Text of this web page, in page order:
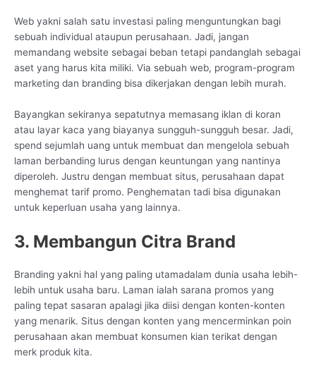
Web yakni salah satu investasi paling menguntungkan bagi
sebuah individual ataupun perusahaan. Jadi, jangan
memandang website sebagai beban tetapi pandanglah sebagai
aset yang harus kita miliki. Via sebuah web, program-program
marketing dan branding bisa dikerjakan dengan lebih murah.
Bayangkan sekiranya sepatutnya memasang iklan di koran
atau layar kaca yang biayanya sungguh-sungguh besar. Jadi,
spend sejumlah uang untuk membuat dan mengelola sebuah
laman berbanding lurus dengan keuntungan yang nantinya
diperoleh. Justru dengan membuat situs, perusahaan dapat
menghemat tarif promo. Penghematan tadi bisa digunakan
untuk keperluan usaha yang lainnya.
3. Membangun Citra Brand
Branding yakni hal yang paling utamadalam dunia usaha lebih-
lebih untuk usaha baru. Laman ialah sarana promos yang
paling tepat sasaran apalagi jika diisi dengan konten-konten
yang menarik. Situs dengan konten yang mencerminkan poin
perusahaan akan membuat konsumen kian terikat dengan
merk produk kita.